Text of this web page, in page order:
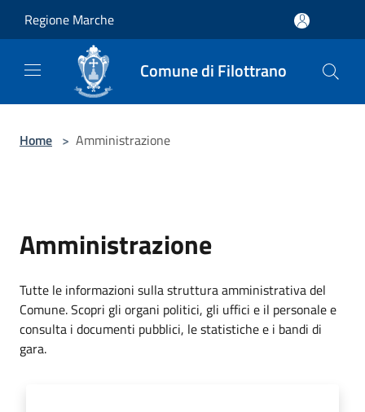
Regione Marche
Comune di Filottrano
Home > Amministrazione
Amministrazione
Tutte le informazioni sulla struttura amministrativa del
Comune. Scopri gli organi politici, gli uffici e il personale e
consulta i documenti pubblici, le statistiche e i bandi di
gara.